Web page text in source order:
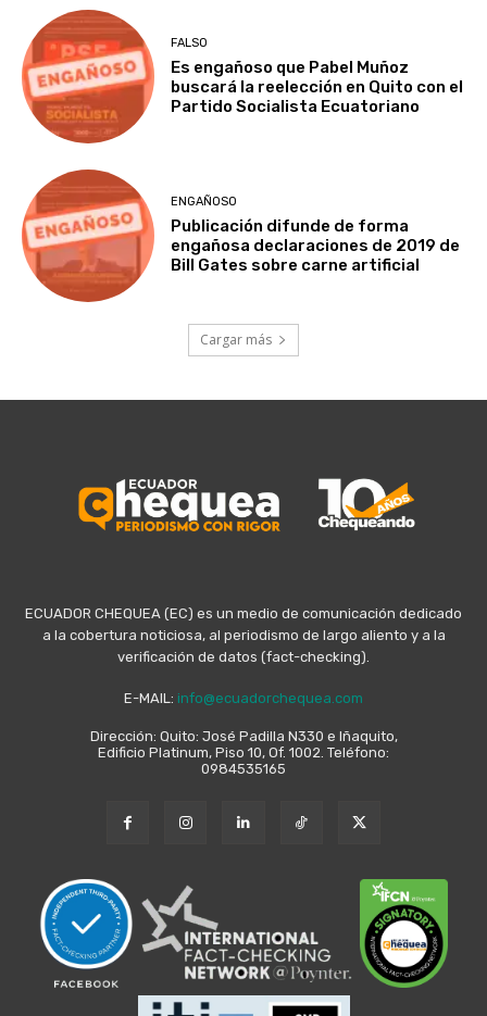
FALSO
Es engañoso que Pabel Muñoz
buscará la reelección en Quito con el
Partido Socialista Ecuatoriano
ENGAÑOSO
Publicación difunde de forma
engañosa declaraciones de 2019 de
Bill Gates sobre carne artificial
Cargar más
ECUADOR CHEQUEA (EC) es un medio de comunicación dedicado
a la cobertura noticiosa, al periodismo de largo aliento y a la
verificación de datos (fact-checking).
E-MAIL: info@ecuadorchequea.com
Dirección: Quito: José Padilla N330 e Iñaquito,
Edificio Platinum, Piso 10, Of. 1002. Teléfono:
0984535165